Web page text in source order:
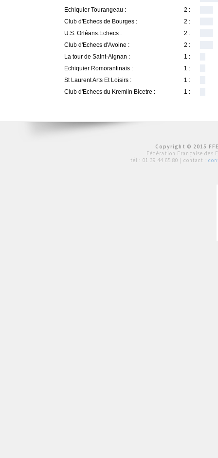
Echiquier Tourangeau :
2 :
Club d'Echecs de Bourges :
2 :
U.S. Orléans.Echecs :
2 :
Club d'Echecs d'Avoine :
2 :
La tour de Saint-Aignan :
1 :
Echiquier Romorantinais :
1 :
St Laurent Arts Et Loisirs :
1 :
Club d'Echecs du Kremlin Bicetre :
1 :
Copyright © 2015
Fédération Française des
tél : 01 39 44 65 80 | contact :